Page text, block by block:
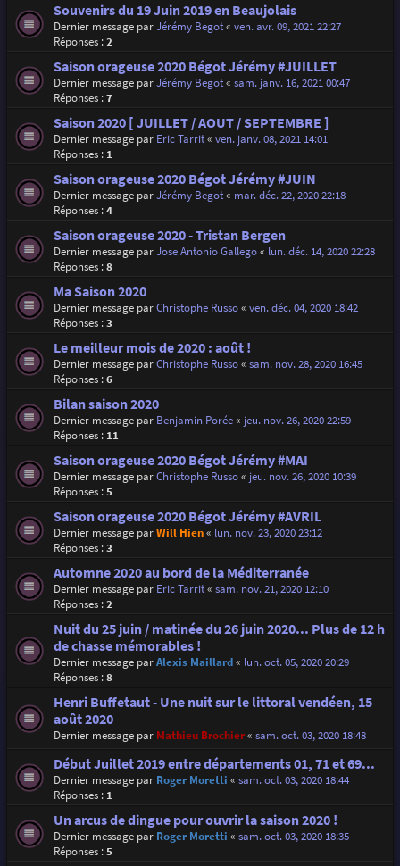
Souvenirs du 19 Juin 2019 en Beaujolais
Dernier message parJérémy Begot« ven. avr. 09, 2021 22:27
Réponses :2
Saison orageuse 2020 Bégot Jérémy #JUILLET
Dernier message parJérémy Begot« sam. janv. 16, 2021 00:47
Réponses :7
Saison 2020 [ JUILLET / AOUT / SEPTEMBRE ]
Dernier message par Eric Tarrit« ven. janv. 08, 2021 14:01
Réponses : 1
Saison orageuse 2020 Bégot Jérémy #JUIN
Dernier message parJérémy Begot« mar. déc. 22, 2020 22:18
Réponses :4
Saison orageuse 2020 - Tristan Bergen
Dernier message parJose Antonio Gallego« lun. déc. 14, 2020 22:28
Réponses :8
Ma Saison 2020
Dernier message parChristophe Russo« ven. déc. 04, 2020 18:42
Réponses :3
Le meilleur mois de 2020 : août !
Dernier message parChristophe Russo« sam. nov. 28, 2020 16:45
Réponses :6
Bilan saison 2020
Dernier message par Benjamin Porée« jeu. nov. 26, 2020 22:59
Réponses : 11
Saison orageuse 2020 Bégot Jérémy #MAI
Dernier message parChristophe Russo« jeu. nov. 26, 2020 10:39
Réponses :5
Saison orageuse 2020 Bégot Jérémy #AVRIL
Dernier message parWill Hien« lun. nov. 23, 2020 23:12
Réponses :3
Automne 2020 au bord de la Méditerranée
Dernier message par Eric Tarrit« sam. nov. 21, 2020 12:10
Réponses :2
Nuit du 25 juin / matinée du 26 juin 2020... Plus de 12 h
de chasse mémorables !
Dernier message parAlexis Maillard« lun. oct. 05, 2020 20:29
Réponses :8
Henri Buffetaut - Une nuit sur le littoral vendéen, 15
août 2020
Dernier message par Mathieu Brochier« sam. oct. 03, 2020 18:48
Début Juillet 2019 entre départements 01, 71 et 69...
Dernier message par Roger Moretti « sam. oct. 03, 2020 18:44
Réponses : 1
Un arcus de dingue pour ouvrir la saison 2020 !
Dernier message par Roger Moretti « sam. oct. 03, 2020 18:35
Réponses :5